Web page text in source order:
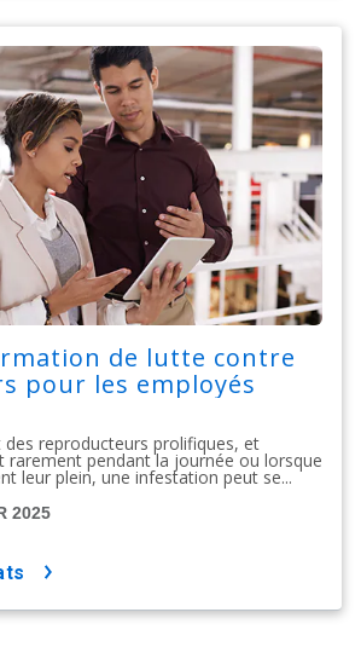
de lutte contre
pour les employés
reproducteurs prolifiques, et
rarement pendant la journée ou lorsque
leur plein, une infestation peut se...
2025